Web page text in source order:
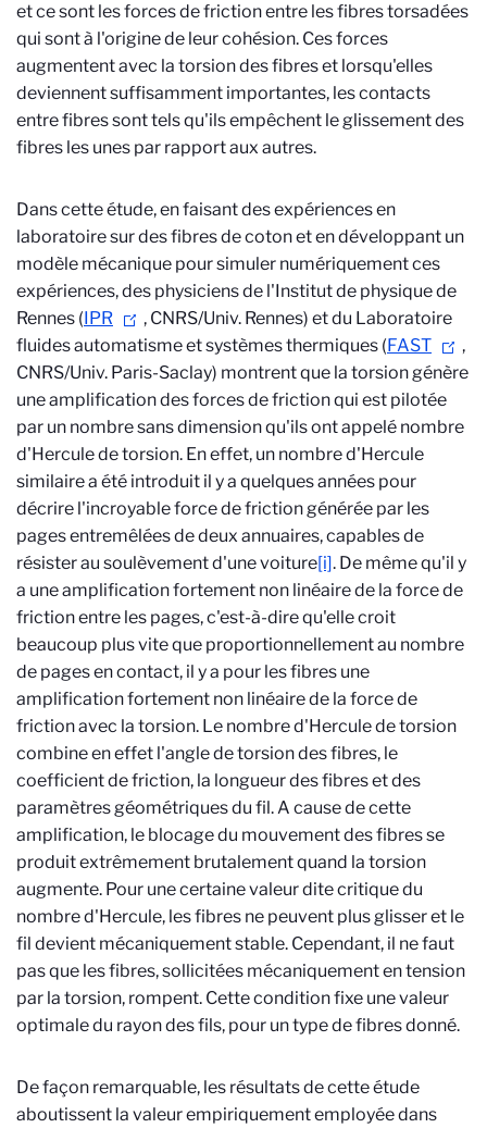
et ce sont les forces de friction entre les fibres torsadées
qui sont à l'origine de leur cohésion. Ces forces
augmentent avec la torsion des fibres et lorsqu'elles
deviennent suffisamment importantes, les contacts
entre fibres sont tels qu'ils empêchent le glissement des
fibres les unes par rapport aux autres.
Dans cette étude, en faisant des expériences en
laboratoire sur des fibres de coton et en développant un
modèle mécanique pour simuler numériquement ces
expériences, des physiciens de l'Institut de physique de
Rennes (IPR
, CNRS/Univ. Rennes) et du Laboratoire
fluides automatisme et systèmes thermiques (FAST
,
CNRS/Univ. Paris-Saclay) montrent que la torsion génère
une amplification des forces de friction qui est pilotée
par un nombre sans dimension qu'ils ont appelé nombre
d'Hercule de torsion. En effet, un nombre d'Hercule
similaire a été introduit il y a quelques années pour
décrire l'incroyable force de friction générée par les
pages entremêlées de deux annuaires, capables de
résister au soulèvement d'une voiture[i]. De même qu'il y
a une amplification fortement non linéaire de la force de
friction entre les pages, c'est-à-dire qu'elle croit
beaucoup plus vite que proportionnellement au nombre
de pages en contact, il y a pour les fibres une
amplification fortement non linéaire de la force de
friction avec la torsion. Le nombre d'Hercule de torsion
combine en effet l'angle de torsion des fibres, le
coefficient de friction, la longueur des fibres et des
paramètres géométriques du fil. A cause de cette
amplification, le blocage du mouvement des fibres se
produit extrêmement brutalement quand la torsion
augmente. Pour une certaine valeur dite critique du
nombre d'Hercule, les fibres ne peuvent plus glisser et le
fil devient mécaniquement stable. Cependant, il ne faut
pas que les fibres, sollicitées mécaniquement en tension
par la torsion, rompent. Cette condition fixe une valeur
optimale du rayon des fils, pour un type de fibres donné.
De façon remarquable, les résultats de cette étude
aboutissent la valeur empiriquement employée dans